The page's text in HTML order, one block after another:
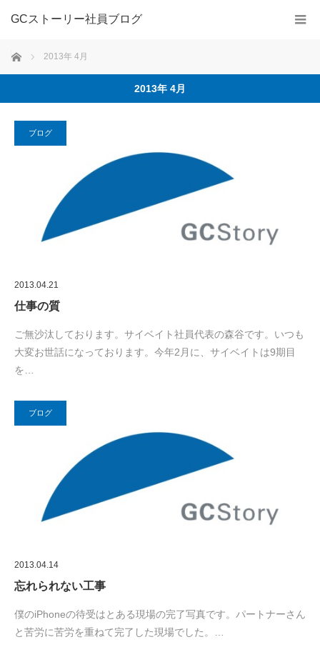
GCストーリー社員ブログ
ホーム 2013年 4月
2013年 4月
ブログ
2013.04.21
仕事の質
ご無沙汰しております。サイベイト社員代表の森谷です。いつも
大変お世話になっております。今年2月に、サイベイトは9期目
を…
ブログ
2013.04.14
忘れられない工事
僕のiPhoneの待受はとある現場の完了写真です。パートナーさん
と苦労に苦労を重ねて完了した現場でした。…